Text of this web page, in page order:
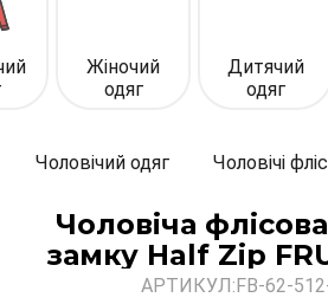
Жіночий
одяг
Дитячий
одяг
Чоловічий одяг Чоловічі
Чоловіча
замку Half Zip
LOOM
АРТИКУЛ:FB-62-